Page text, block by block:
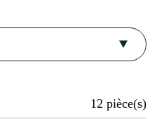
12 pièce(s)